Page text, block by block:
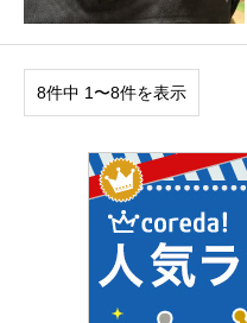
8件中 1〜8件を表示